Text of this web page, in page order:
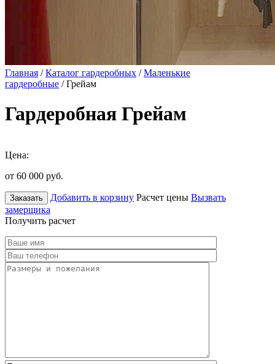
Главная /Каталог гардеробных /Маленькие
гардеробные / Грейам
Гардеробная Грейам
Цена:
от 60 000 руб.
Заказать Добавить в корзину Расчет цены Вызвать
замерщика
Получить расчет